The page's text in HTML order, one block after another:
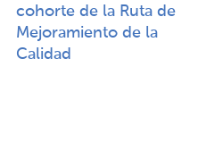
cohorte de la Ruta de
Mejoramiento de la
Calidad​​